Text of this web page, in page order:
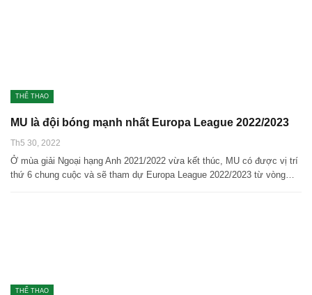
THỂ THAO
MU là đội bóng mạnh nhất Europa League 2022/2023
Th5 30, 2022
Ở mùa giải Ngoại hạng Anh 2021/2022 vừa kết thúc, MU có được vị trí
thứ 6 chung cuộc và sẽ tham dự Europa League 2022/2023 từ vòng…
THỂ THAO